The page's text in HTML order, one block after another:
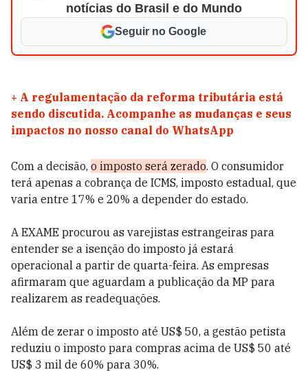
notícias do Brasil e do Mundo
Seguir no Google
+ A regulamentação da reforma tributária está
sendo discutida. Acompanhe as mudanças e seus
impactos no nosso canal do WhatsApp
Com a decisão, o imposto será zerado. O consumidor
terá apenas a cobrança de ICMS, imposto estadual, que
varia entre 17% e 20% a depender do estado.
A EXAME procurou as varejistas estrangeiras para
entender se a isenção do imposto já estará
operacional a partir de quarta-feira. As empresas
afirmaram que aguardam a publicação da MP para
realizarem as readequações.
Além de zerar o imposto até US$ 50, a gestão petista
reduziu o imposto para compras acima de US$ 50 até
US$ 3 mil de 60% para 30%.